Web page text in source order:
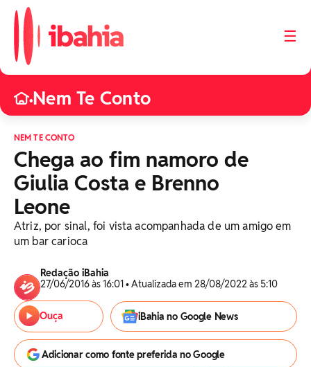
☰
•Nem Te Conto
NEM TE CONTO
Chega ao fim namoro de
Giulia Costa e Brenno
Leone
Atriz, por sinal, foi vista acompanhada de um amigo em
um bar carioca
Redação iBahia
27/06/2016 às 16:01 • Atualizada em 28/08/2022 às 5:10
Ouça iBahia no Google News
Adicionar como fonte preferida no Google